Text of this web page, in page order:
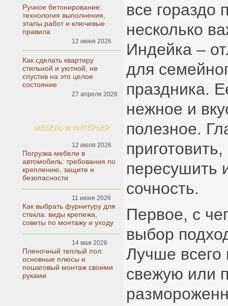
Ручное бетонирование:
технология выполнения,
этапы работ и ключевые
правила
12 июня 2026
Как сделать квартиру
стильной и уютной, не
спустив на это целое
состояние
27 апреля 2026
МЕБЕЛЬ И ИНТЕРЬЕР
12 июля 2026
Погрузка мебели в
автомобиль: требования по
креплению, защите и
безопасности
11 июня 2026
Как выбрать фурнитуру для
стекла: виды крепежа,
советы по монтажу и уходу
14 мая 2026
Пленочный теплый пол:
основные плюсы и
пошаговый монтаж своими
руками
все гораздо
несколько
Индейка –
для
праздника.
нежное и
полезное.
пересушить
сочность.
Первое, с
выбор
Лучше всего
свежую или